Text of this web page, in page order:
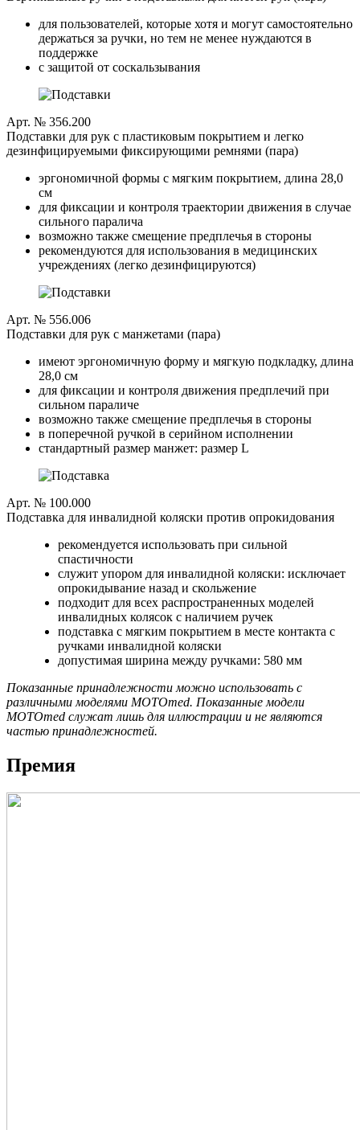
для пользователей, которые хотя и могут самостоятельно
держаться за ручки, но тем не менее нуждаются в
поддержке
с защитой от соскальзывания
Арт. № 356.200
Подставки для рук с пластиковым покрытием и легко
дезинфицируемыми фиксирующими ремнями (пара)
эргономичной формы с мягким покрытием, длина 28,0
см
для фиксации и контроля траектории движения в случае
сильного паралича
возможно также смещение предплечья в стороны
рекомендуются для использования в медицинских
учреждениях (легко дезинфицируются)
Арт. № 556.006
Подставки для рук с манжетами (пара)
имеют эргономичную форму и мягкую подкладку, длина
28,0 см
для фиксации и контроля движения предплечий при
сильном параличе
возможно также смещение предплечья в стороны
в поперечной ручкой в серийном исполнении
стандартный размер манжет: размер L
Арт. № 100.000
Подставка для инвалидной коляски против опрокидования
рекомендуется использовать при сильной
спастичности
служит упором для инвалидной коляски: исключает
опрокидывание назад и скольжение
подходит для всех распространенных моделей
инвалидных колясок с наличием ручек
подставка с мягким покрытием в месте контакта с
ручками инвалидной коляски
допустимая ширина между ручками: 580 мм
Показанные принадлежности можно использовать с
различными моделями MOTOmed. Показанные модели
MOTOmed служат лишь для иллюстрации и не являются
частью принадлежностей.
Премия